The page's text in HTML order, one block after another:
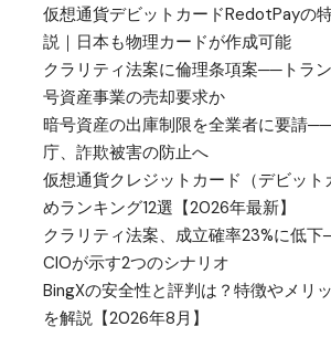
仮想通貨デビットカードRedotPayの
説｜日本も物理カードが作成可能
クラリティ法案に倫理条項案──トラ
号資産事業の売却要求か
暗号資産の出庫制限を全業者に要請
庁、詐欺被害の防止へ
仮想通貨クレジットカード（デビット
めランキング12選【2026年最新】
クラリティ法案、成立確率23%に低
CIOが示す2つのシナリオ
BingXの安全性と評判は？特徴やメリ
を解説【2026年8月】